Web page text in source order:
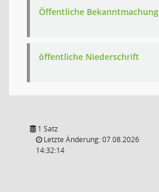
Öffentliche Bekanntmachung
öffentliche Niederschrift
1 Satz
Letzte Änderung: 07.08.2026
14:32:14